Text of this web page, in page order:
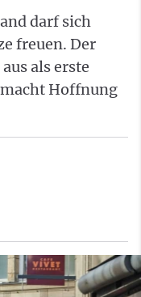
darf sich
freuen. Der
als erste
Hoffnung